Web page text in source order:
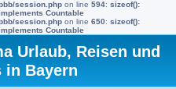
session.php on line 594: sizeof():
Countable
session.php on line 650: sizeof():
Countable
Urlaub, Reisen und
in Bayern